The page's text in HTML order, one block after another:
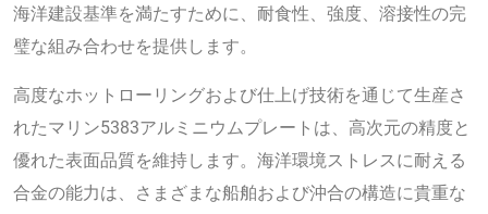
海洋建設基準を満たすために、耐食性、強度、溶接性の完
璧な組み合わせを提供します。
高度なホットローリングおよび仕上げ技術を通じて生産さ
れたマリン5383アルミニウムプレートは、高次元の精度と
優れた表面品質を維持します。海洋環境ストレスに耐える
合金の能力は、さまざまな船舶および沖合の構造に貴重な